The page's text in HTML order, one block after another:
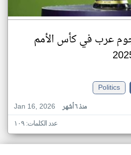
7 نجوم عرب في كأس الأمم
Politics
Jan 16, 2026
منذ ٦ أشهر
عدد الكلمات: ١٠٩